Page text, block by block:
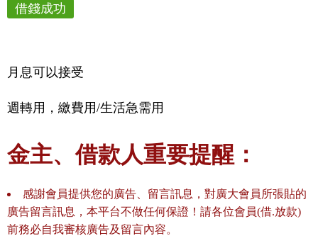
借錢成功
月息可以接受
週轉用，繳費用/生活急需用
金主、借款人重要提醒：
感謝會員提供您的廣告、留言訊息，對廣大會員所張貼的
廣告留言訊息，本平台不做任何保證！請各位會員(借.放款)
前務必自我審核廣告及留言內容。